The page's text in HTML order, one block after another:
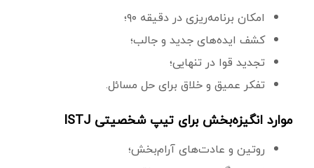
امکان برنامه‌ریزی در دقیقه ۹۰؛
کشف ایده‌های جدید و جالب؛
تجدید قوا در تنهایی؛
تفکر عمیق و خلاق برای حل مسائل.
موارد انگیزه‌بخش برای تیپ شخصیتی ISTJ
روتین‌ و عادت‌های آرام‌بخش؛